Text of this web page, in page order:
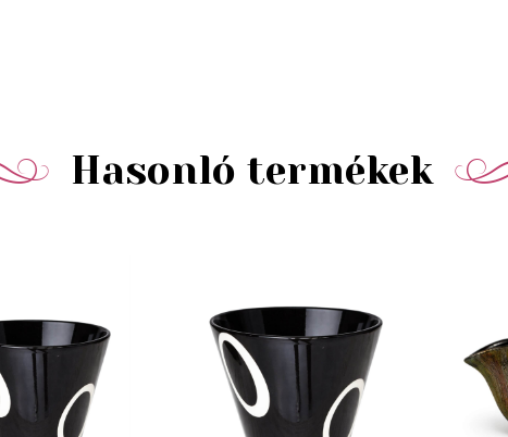
Hasonló termékek